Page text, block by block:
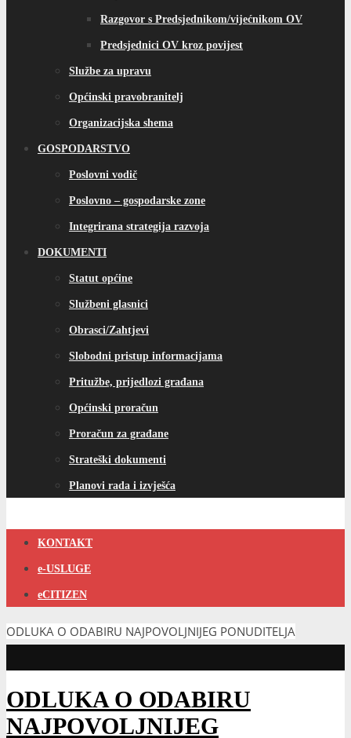
Razgovor s Predsjednikom/vijećnikom OV
Predsjednici OV kroz povijest
Službe za upravu
Općinski pravobranitelj
Organizacijska shema
GOSPODARSTVO
Poslovni vodič
Poslovno – gospodarske zone
Integrirana strategija razvoja
DOKUMENTI
Statut općine
Službeni glasnici
Obrasci/Zahtjevi
Slobodni pristup informacijama
Pritužbe, prijedlozi građana
Općinski proračun
Proračun za građane
Strateški dokumenti
Planovi rada i izvješća
KONTAKT
e-USLUGE
eCITIZEN
ODLUKA O ODABIRU NAJPOVOLJNIJEG PONUDITELJA
ODLUKA O ODABIRU
NAJPOVOLJNIJEG